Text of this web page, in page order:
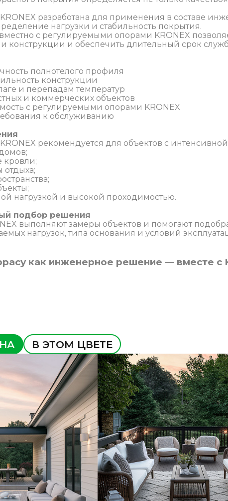
разработана для применения в составе
нагрузки и стабильность покрытия.
с регулируемыми опорами KRONEX
конструкции и обеспечить длительный срок
полнотелого профиля
конструкции
и перепадам температур
и коммерческих объектов
с регулируемыми опорами KRONEX
к обслуживанию
рекомендуется для объектов с
кровли;
отдыха;
нагрузкой и высокой проходимостью.
подбор решения
выполняют замеры объектов и помогают
нагрузок, типа основания и условий
как инженерное решение — вместе с
В ЭТОМ ЦВЕТЕ